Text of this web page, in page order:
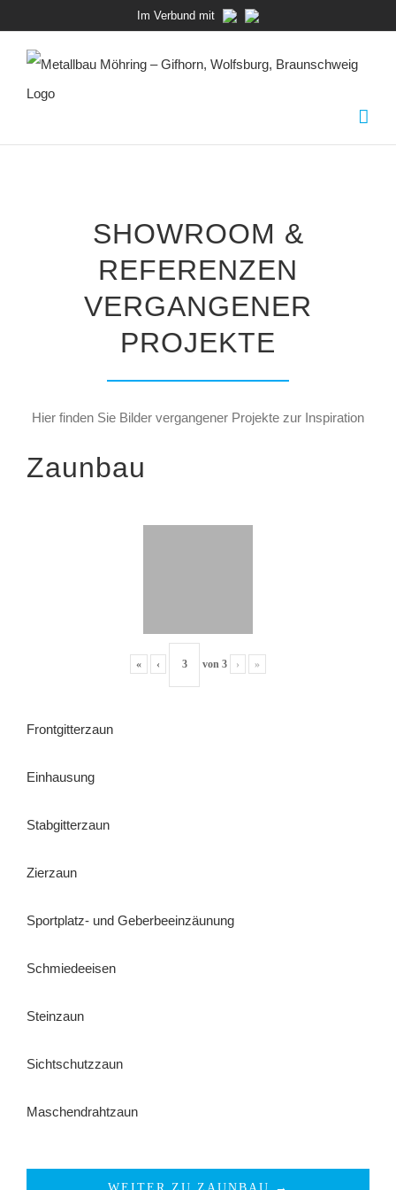
springen
Im Verbund mit
SHOWROOM &
REFERENZEN
VERGANGENER
PROJEKTE
Hier finden Sie Bilder vergangener Projekte zur Inspiration
Zaunbau
« ‹ von 3 › »
Frontgitterzaun
Einhausung
Stabgitterzaun
Zierzaun
Sportplatz- und Geberbeeinzäunung
Schmiedeeisen
Steinzaun
Sichtschutzzaun
Maschendrahtzaun